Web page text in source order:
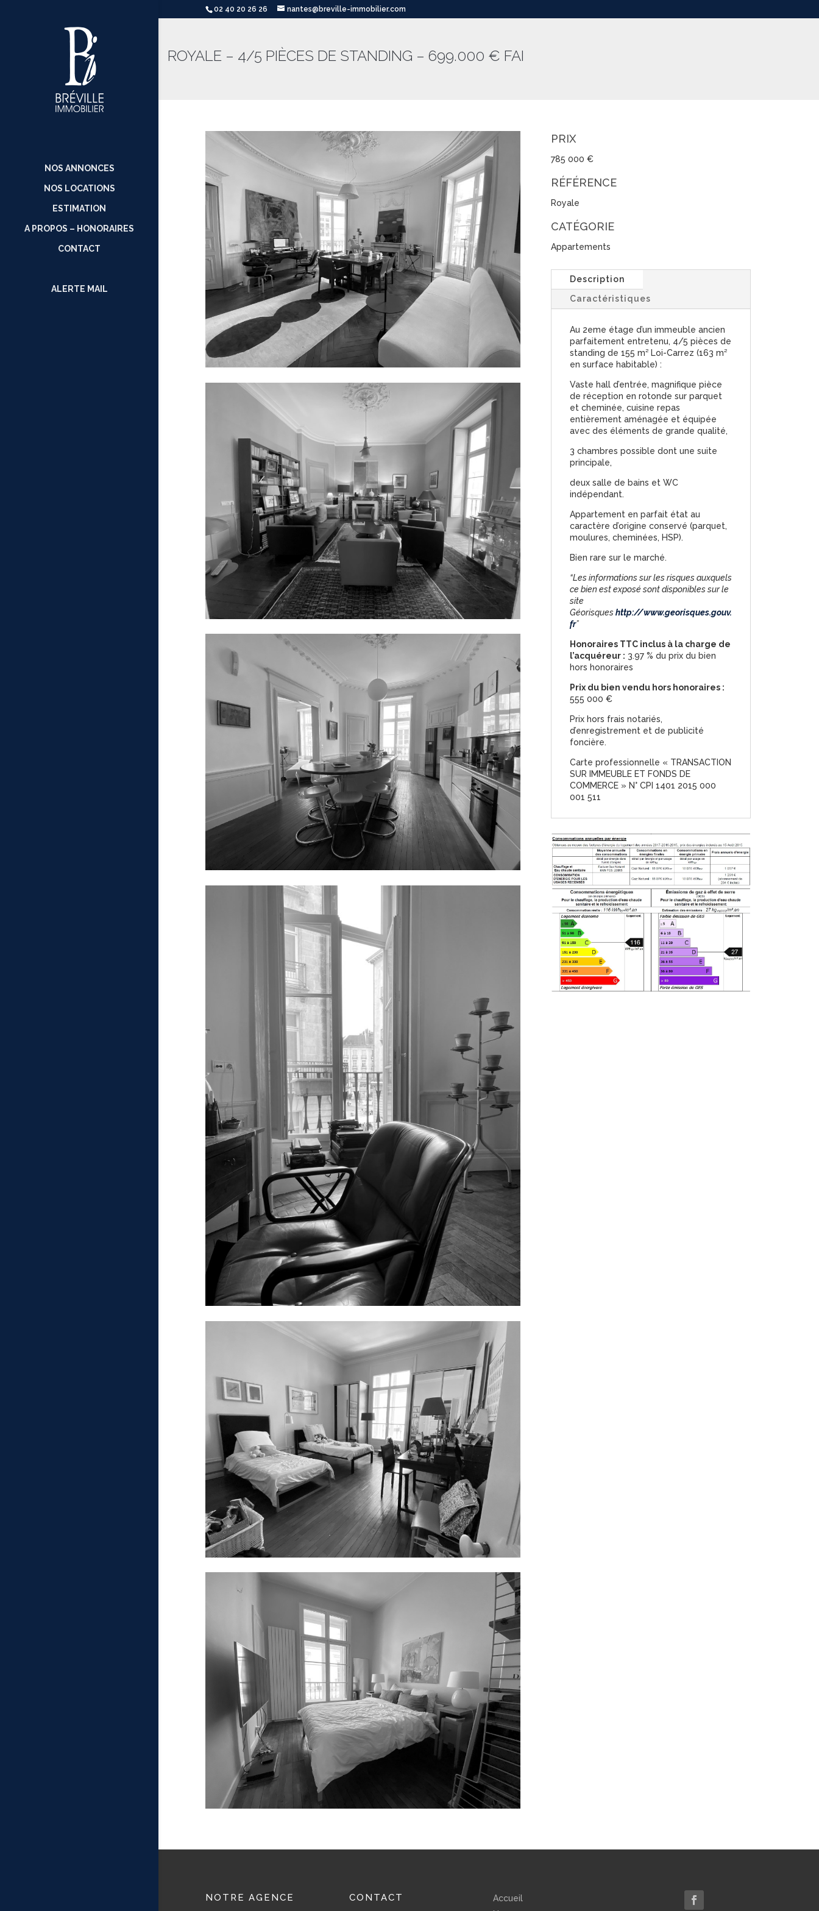
02 40 20 26 26 nantes@breville-immobilier.com
NOS ANNONCES
NOS LOCATIONS
ESTIMATION
A PROPOS – HONORAIRES
CONTACT
ALERTE MAIL
ROYALE – 4/5 PIÈCES DE STANDING – 699.000 € FAI
PRIX
785 000 €
RÉFÉRENCE
Royale
CATÉGORIE
Appartements
Description
Caractéristiques
Au 2eme étage d’un immeuble ancien
parfaitement entretenu, 4/5 pièces de
standing de 155 m² Loi-Carrez (163 m²
en surface habitable) :
Vaste hall d’entrée, magnifique pièce
de réception en rotonde sur parquet
et cheminée, cuisine repas
entièrement aménagée et équipée
avec des éléments de grande qualité,
3 chambres possible dont une suite
principale,
deux salle de bains et WC
indépendant.
Appartement en parfait état au
caractère d’origine conservé (parquet,
moulures, cheminées, HSP).
Bien rare sur le marché.
“Les informations sur les risques auxquels
ce bien est exposé sont disponibles sur le
site
Géorisqueshttp://www.georisques.gouv.
fr”
Honoraires TTC inclus à la charge de
l’acquéreur : 3.97 % du prix du bien
hors honoraires
Prix du bien vendu hors honoraires :
555 000 €
Prix hors frais notariés,
d’enregistrement et de publicité
foncière.
Carte professionnelle « TRANSACTION
SUR IMMEUBLE ET FONDS DE
COMMERCE » N° CPI 1401 2015 000
001 511
NOTRE AGENCE CONTACT
Accueil